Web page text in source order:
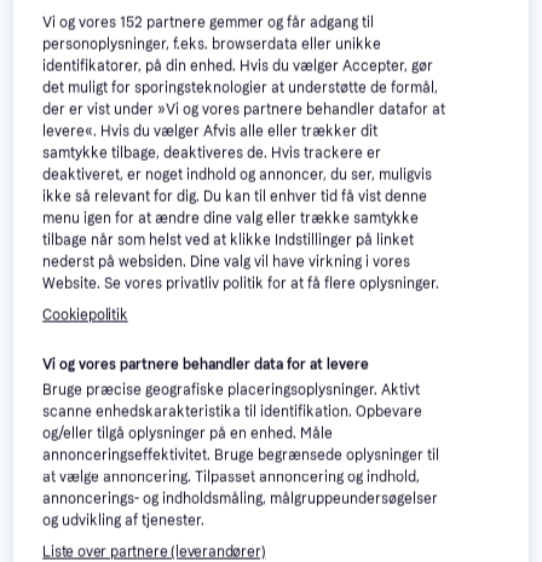
Læs om produktet
Laveste pris for Apple MacBook Air, 13-inch, M4 chip,
10-core CPU, 8-core GPU, 16GB Unified Memory,
256GB SSD Storage, Sky Blue er - Det er den bedste
pris lige nu blandt 2 butikker.
Sky Blue
Apple MacBook Air er kendt for sin slanke og lette
konstruktion. Den nye 13-tommer model i farven Sky
Blue kombinerer elegant design med imponerende
ydeevne. Med en M4-chip, der indeholder en 10-core
CPU og en 8-core GPU, er denne MacBook Air
udviklet til at håndtere krævende opgaver effektivt.
Vi og vores152 partnere gemmer og får adgang til
personoplysninger, f.eks. browserdata eller unikke
identifikatorer, på din enhed. Hvis du vælger Accepter, gør
det muligt for sporingsteknologier at understøtte de formål,
der er vist under »Vi og vores partnere behandler datafor at
levere«. Hvis du vælger Afvis alle eller trækker dit
samtykke tilbage, deaktiveres de. Hvis trackere er
deaktiveret, er noget indhold og annoncer, du ser, muligvis
ikke så relevant for dig. Du kan til enhver tid få vist denne
menu igen for at ændre dine valg eller trække samtykke
tilbage når som helst ved at klikke Indstillinger på linket
nederst på websiden. Dine valg vil have virkning i vores
Website. Se vores privatliv politik for at få flere oplysninger.
Cookiepolitik
Vi og vores partnere behandler data for at levere
Bruge præcise geografiske placeringsoplysninger. Aktivt
scanne enhedskarakteristika til identifikation. Opbevare
og/eller tilgå oplysninger på en enhed. Måle
annonceringseffektivitet. Bruge begrænsede oplysninger til
at vælge annoncering. Tilpasset annoncering og indhold,
annoncerings- og indholdsmåling, målgruppeundersøgelser
og udvikling af tjenester.
Liste over partnere (leverandører)